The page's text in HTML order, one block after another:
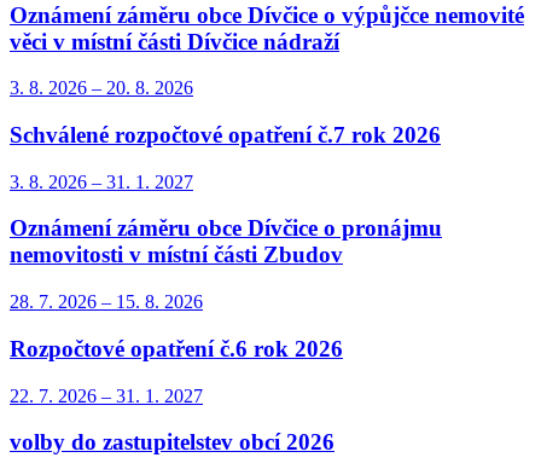
Oznámení záměru obce Dívčice o výpůjčce nemovité
věci v místní části Dívčice nádraží
3. 8. 2026 – 20. 8. 2026
Schválené rozpočtové opatření č.7 rok 2026
3. 8. 2026 – 31. 1. 2027
Oznámení záměru obce Dívčice o pronájmu
nemovitosti v místní části Zbudov
28. 7. 2026 – 15. 8. 2026
Rozpočtové opatření č.6 rok 2026
22. 7. 2026 – 31. 1. 2027
volby do zastupitelstev obcí 2026